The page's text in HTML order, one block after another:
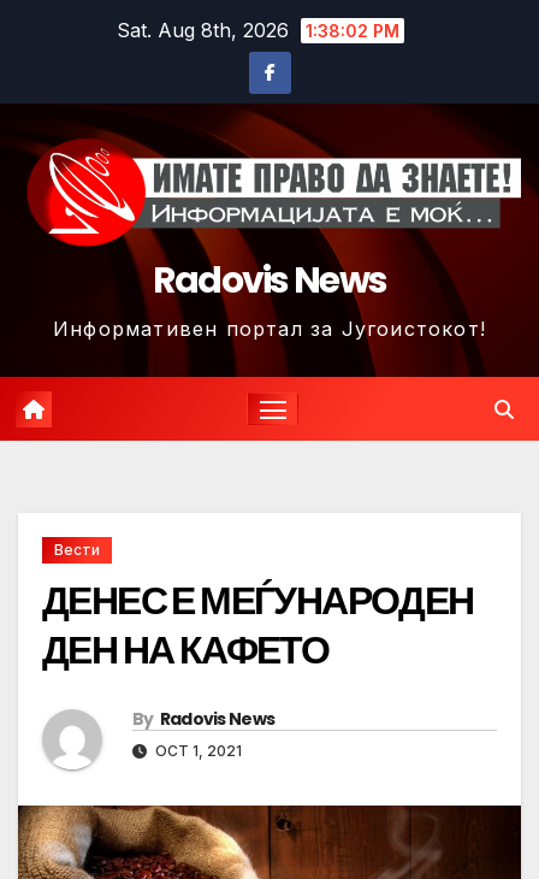
Sat. Aug 8th, 2026 1:38:04 PM
Radovis News
Информативен портал за Југоистокот!
Вести
ДЕНЕС Е МЕЃУНАРОДЕН
ДЕН НА КАФЕТО
By Radovis News
OCT 1, 2021